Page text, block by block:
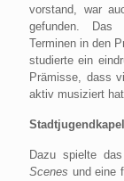
vorstand, war
gefunden. Das
Terminen in den
studierte ein
Prämisse, dass
aktiv musiziert
Dazu spielte
Scenes und eine